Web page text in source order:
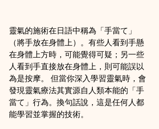
靈氣的施術在日語中稱為「手當て」
（將手放在身體上）。有些人看到手懸
在身體上方時，可能覺得可疑；另一些
人看到手直接放在身體上，則可能誤以
為是按摩。 但當你深入學習靈氣時，會
發現靈氣療法其實源自人類本能的「手
當て」行為。換句話說，這是任何人都
能學習並掌握的技術。